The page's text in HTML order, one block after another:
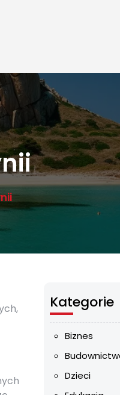
Kategorie
Biznes
Dzieci